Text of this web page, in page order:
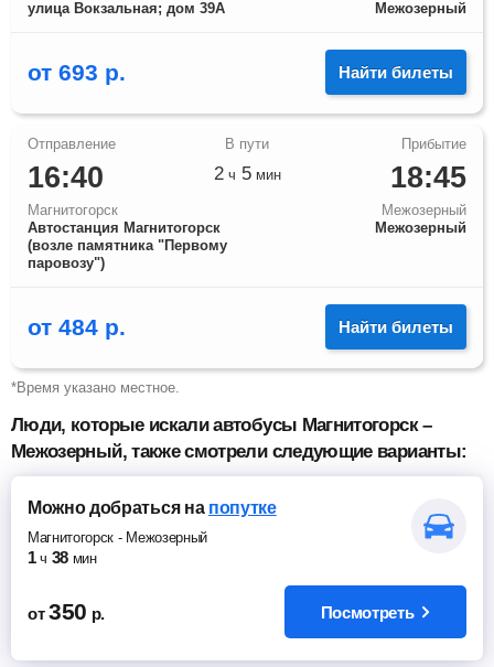
улица Вокзальная; дом 39А
Межозерный
от 693 р. Найти билеты
16:40
Магнитогорск
Автостанция Магнитогорск
(возле памятника "Первому
паровозу")
18:45
Межозерный
Межозерный
2ч 5мин
от 484 р. Найти билеты
*Время указано местное.
Люди, которые искали автобусы Магнитогорск –
Межозерный, также смотрели следующие варианты:
Можно добратьсяна попутке
Магнитогорск - Межозерный
1 ч 38 мин
от 350 р. Посмотреть